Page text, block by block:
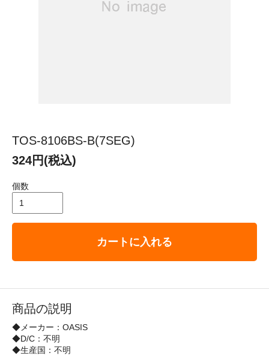
TOS-8106BS-B(7SEG)
324円(税込)
個数
カートに入れる
商品の説明
◆メーカー：OASIS
◆D/C：不明
◆生産国：不明